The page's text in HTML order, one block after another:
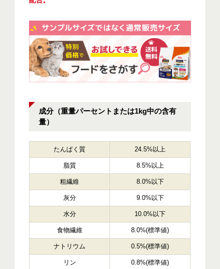
成分（重量パーセントまたは1kg中の含有
量）
たんぱく質 24.5%以上
脂質 8.5%以上
粗繊維 8.0%以下
灰分 9.0%以下
水分 10.0%以下
食物繊維 8.0%(標準値)
ナトリウム 0.5%(標準値)
リン 0.8%(標準値)